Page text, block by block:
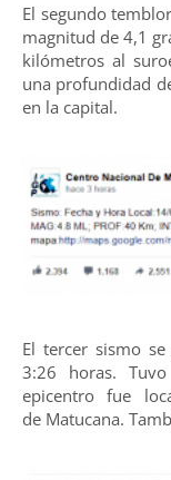
El segundo
magnitud de 4,1
kilómetros al
una profundidad
en la capital.
El tercer sismo
3:26 horas.
epicentro fue
de Matucana.